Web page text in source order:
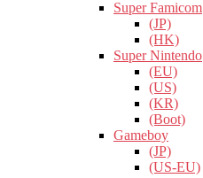
Super Famicom
(JP)
(HK)
Super Nintendo
(EU)
(US)
(KR)
(Boot)
Gameboy
(JP)
(US-EU)